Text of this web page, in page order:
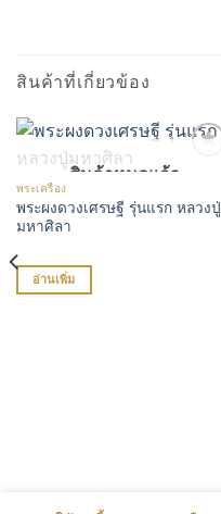
สินค้าที่เกี่ยวข้อง
เพิ่มรายการโปรด
สินค้าหมดแล้ว
พระเครื่อง
พระผงดวงเศรษฐี รุ่นแรก หลวงปู่
มหาศิลา
อ่านเพิ่ม